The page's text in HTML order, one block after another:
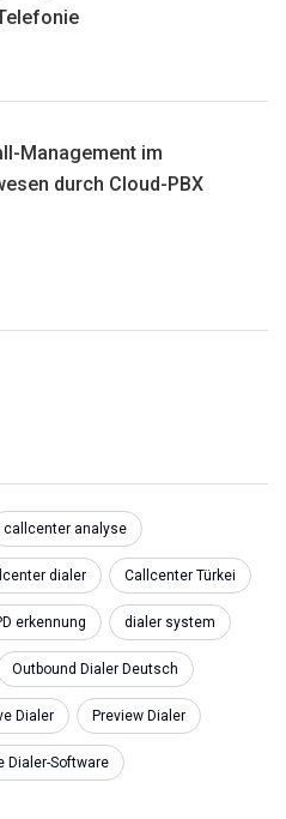
Management im
durch Cloud-PBX
callcenter analyse
dialer Callcenter Türkei
erkennung dialer system
Outbound Dialer Deutsch
Dialer Preview Dialer
Dialer-Software